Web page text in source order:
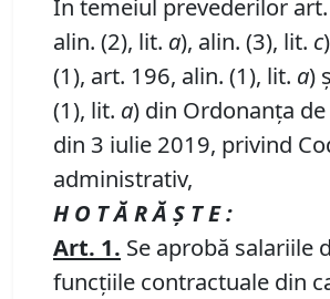
În temeiul prevederilor
alin. (2), lit. a), alin. (3), lit. c
(1), art. 196, alin. (1), lit. a)
(1), lit. a) din Ordonanța
din 3 iulie 2019, privind
administrativ,
H O T Ă R Ă Ş T E :
Art. 1. Se aprobă salariile
funcțiile contractuale din